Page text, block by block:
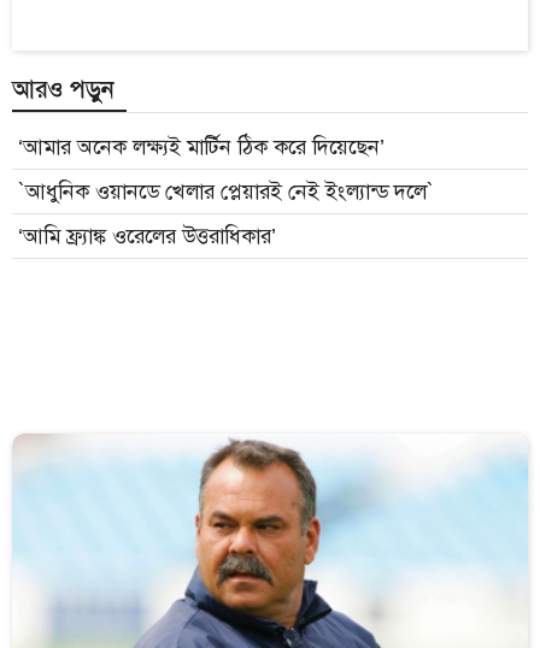
আরও পড়ুন
‘আমার অনেক লক্ষ্যই মার্টিন ঠিক করে দিয়েছেন’
`আধুনিক ওয়ানডে খেলার প্লেয়ারই নেই ইংল্যান্ড দলে`
‘আমি ফ্র্যাঙ্ক ওরেলের উত্তরাধিকার’